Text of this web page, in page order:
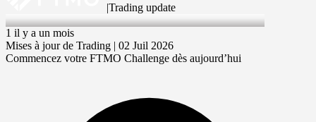
|Trading update
2 Jul 2026
1 il y a un mois
Mises à jour de Trading | 02 Juil 2026
Commencez votre FTMO Challenge dès aujourd’hui